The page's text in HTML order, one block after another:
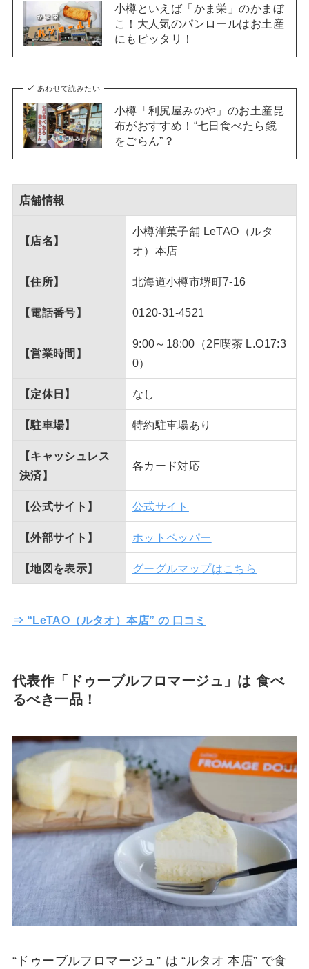
小樽といえば「かま栄」のかまぼ
こ！大人気のパンロールはお土産
にもピッタリ！
あわせて読みたい
小樽「利尻屋みのや」のお土産昆
布がおすすめ！“七日食べたら鏡
をごらん”？
店舗情報
【店名】
小樽洋菓子舗 LeTAO（ルタ
オ）本店
【住所】 北海道小樽市堺町7-16
【電話番号】 0120-31-4521
【営業時間】
9:00～18:00（2F喫茶 L.O17:3
0）
【定休日】 なし
【駐車場】 特約駐車場あり
【キャッシュレス
決済】
各カード対応
【公式サイト】 公式サイト
【外部サイト】 ホットペッパー
【地図を表示】 グーグルマップはこちら
⇒ “LeTAO（ルタオ）本店” の 口コミ
代表作「ドゥーブルフロマージュ」は 食べ
るべき一品！
“ドゥーブルフロマージュ” は “ルタオ 本店” で食